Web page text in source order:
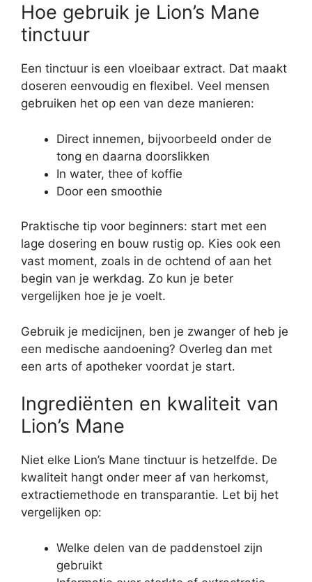
Hoe gebruik je Lion’s Mane
tinctuur
Een tinctuur is een vloeibaar extract. Dat maakt
doseren eenvoudig en flexibel. Veel mensen
gebruiken het op een van deze manieren:
Direct innemen, bijvoorbeeld onder de
tong en daarna doorslikken
In water, thee of koffie
Door een smoothie
Praktische tip voor beginners: start met een
lage dosering en bouw rustig op. Kies ook een
vast moment, zoals in de ochtend of aan het
begin van je werkdag. Zo kun je beter
vergelijken hoe je je voelt.
Gebruik je medicijnen, ben je zwanger of heb je
een medische aandoening? Overleg dan met
een arts of apotheker voordat je start.
Ingrediënten en kwaliteit van
Lion’s Mane
Niet elke Lion’s Mane tinctuur is hetzelfde. De
kwaliteit hangt onder meer af van herkomst,
extractiemethode en transparantie. Let bij het
vergelijken op:
Welke delen van de paddenstoel zijn
gebruikt